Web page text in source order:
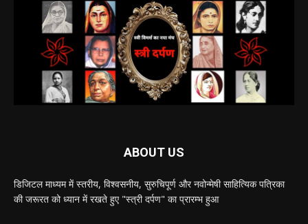
ABOUT US
डिजिटल माध्यम में स्तरीय, विश्वसनीय, सुरुचिपूर्ण और नवोन्मेषी साहित्यिक पत्रिका
की जरूरत को ध्यान में रखते हुए "स्त्री दर्पण" का प्रारम्भ हुआ